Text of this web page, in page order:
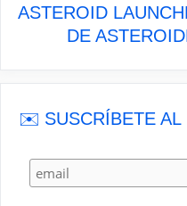
ASTEROID
DE
✉️ SUSCRÍBETE AL